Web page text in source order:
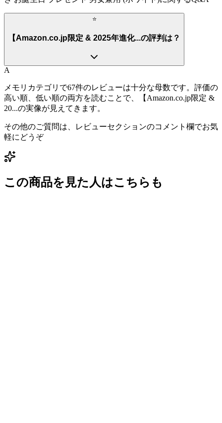
⭐
【Amazon.co.jp限定 & 2025年進化...の評判は？
A
メモリカテゴリで67件のレビューは十分な母数です。評価の
高い順、低い順の両方を読むことで、【Amazon.co.jp限定 &
20...の実像が見えてきます。
その他のご質問は、レビューセクションのコメント欄でお気
軽にどうぞ
この商品を見た人はこちらも